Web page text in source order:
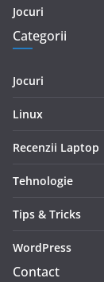
Jocuri
Categorii
Jocuri
Linux
Recenzii Laptop
Tehnologie
Tips & Tricks
WordPress
Contact